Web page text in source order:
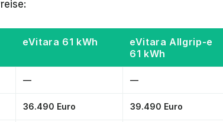
eVitara 61 kWh
eVitara Allgrip-e
61 kWh
— —
36.490 Euro 39.490 Euro